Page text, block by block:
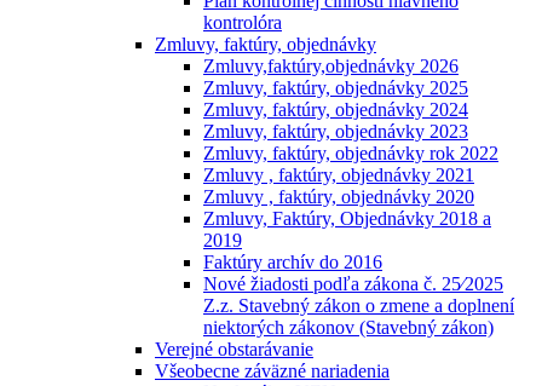
kontrolóra
Zmluvy, faktúry, objednávky
Zmluvy,faktúry,objednávky 2026
Zmluvy, faktúry, objednávky 2025
Zmluvy, faktúry, objednávky 2024
Zmluvy, faktúry, objednávky 2023
Zmluvy, faktúry, objednávky rok 2022
Zmluvy , faktúry, objednávky 2021
Zmluvy , faktúry, objednávky 2020
Zmluvy, Faktúry, Objednávky 2018 a
2019
Faktúry archív do 2016
Nové žiadosti podľa zákona č. 25⁄2025
Z.z. Stavebný zákon o zmene a doplnení
niektorých zákonov (Stavebný zákon)
Verejné obstarávanie
Všeobecne záväzné nariadenia